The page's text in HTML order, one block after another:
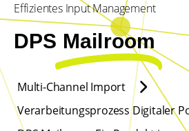
Effizientes Input Management
DPS Mailroom
Multi-Channel Import
Verarbeitungsprozess Digitaler